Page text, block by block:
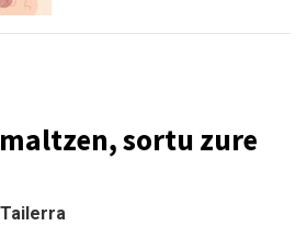
sortu zure